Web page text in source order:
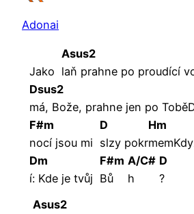
Adonai
Jako
Asus2
laň prahne po proudící
Dsus2
má, Bože, prahne jen po
F#m
nocí jsou mi
D
slzy pokr
Hm
Dm
í: Kde je tvůj
F#m
Bů
A/C#
h
D
?
Asus2